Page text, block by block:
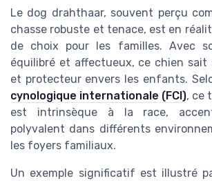
Le dog drahthaar, souvent perçu
chasse robuste et tenace, est en
de choix pour les familles. Avec
équilibré et affectueux, ce chien sait
et protecteur envers les enfants.
cynologique internationale (FCI), ce
est intrinsèque à la race,
polyvalent dans différents
les foyers familiaux.
Un exemple significatif est illustré